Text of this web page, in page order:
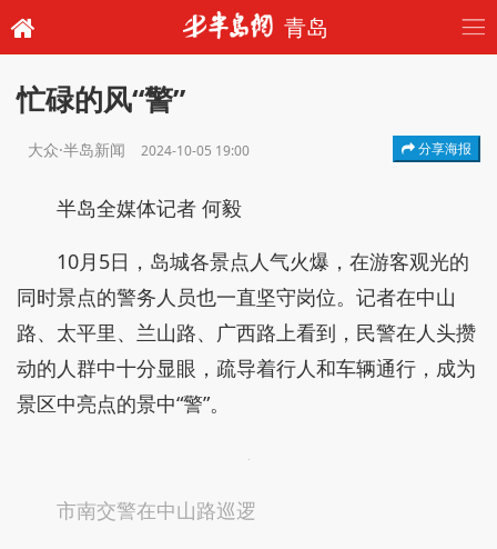
青岛
忙碌的风“警”
大众·半岛新闻 2024-10-05 19:00 分享海报
半岛全媒体记者 何毅
10月5日，岛城各景点人气火爆，在游客观光的
同时景点的警务人员也一直坚守岗位。记者在中山
路、太平里、兰山路、广西路上看到，民警在人头攒
动的人群中十分显眼，疏导着行人和车辆通行，成为
景区中亮点的景中“警”。
市南交警在中山路巡逻